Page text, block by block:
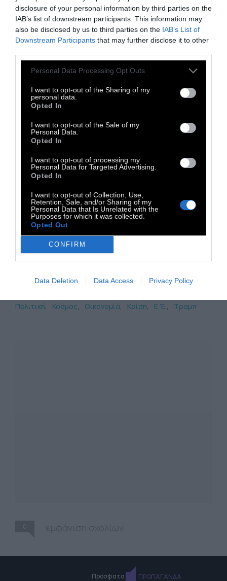
disclosure of your personal information by third parties on the
IAB’s list of downstream participants. This information may
also be disclosed by us to third parties on the IAB’s List of
Downstream Participants that may further disclose it to other
Personal Data Processing Opt Outs
I want to opt-out of the Sharing of my
personal data.
Opted In
I want to opt-out of the Sale of my
Personal Data.
Opted In
I want to opt-out of processing my
Personal Data for Targeted Advertising.
Opted In
I want to opt-out of Collection, Use,
Retention, Sale, and/or Sharing of my
Personal Data that Is Unrelated with the
Purposes for which it was collected.
Opted Out
CONFIRM
Data Deletion Data Access Privacy Policy
μπορούσε ένα τέτοιο μήνυμα να είναι πιο
σημαντικό από ό,τι λίγες ημέρες μετά την
επίθεση των ΗΠΑ στη Βενεζουέλα;
Ωστόσο, η ΕΕ δεν είναι σε θέση να το
υλοποιήσει, μπλοκαρισμένη από τις
συμφωνίας, η οποία είναι ομολογουμένως
δυσμενής για τους αγρότες σε ορισμένες
περιπτώσεις, και παραλυμένη από τον φόβο
των επιτυχιών των ακροδεξιών. Δεν θα
τις ΗΠΑ σε μια νέα παγκόσμια τάξη
πραγμάτων».
Ακολουθήστε μας στοInstagramκαι στο
Facebookγια να βλέπετε τα άρθρα που σας
ενδιαφέρουν
Πολιτική Κόσμος Οικονομία Κρίση Ε.'Ε. Τραμπ
Πρόσφατα ΠΡΟΠΑΓΑΝΔΑ